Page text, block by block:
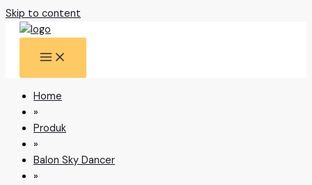
Skip to content
Home
»
Produk
»
Balon Sky Dancer
»